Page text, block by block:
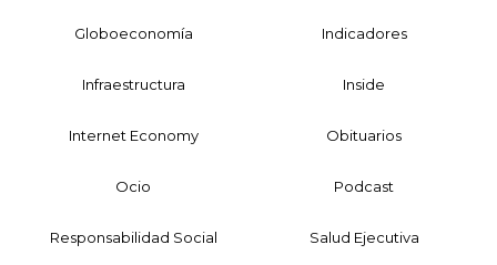
Globoeconomía Indicadores
Infraestructura Inside
Internet Economy Obituarios
Ocio Podcast
Responsabilidad Social Salud Ejecutiva